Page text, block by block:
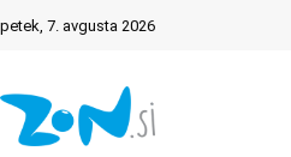
petek, 7. avgusta 2026